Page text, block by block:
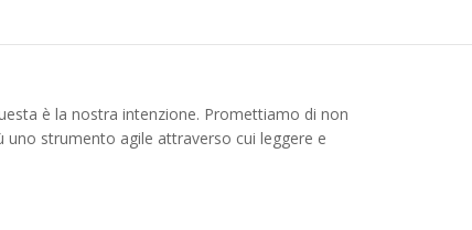
è la nostra intenzione. Promettiamo di non
strumento agile attraverso cui leggere e